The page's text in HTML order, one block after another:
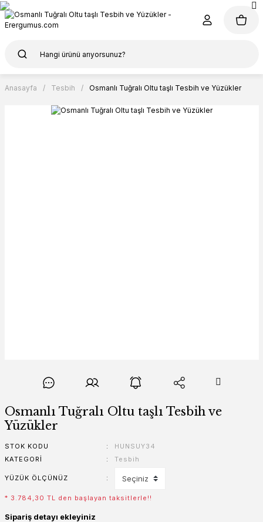
Anasayfa Tesbih Osmanlı Tuğralı Oltu taşlı Tesbih ve Yüzükler
Osmanlı Tuğralı Oltu taşlı Tesbih ve
Yüzükler
STOK KODU
HUNSUY34
KATEGORI
Tesbih
YÜZÜK ÖLÇÜNÜZ
* 3.784,30 TL den başlayan taksitlerle!!
Sipariş detayı ekleyiniz